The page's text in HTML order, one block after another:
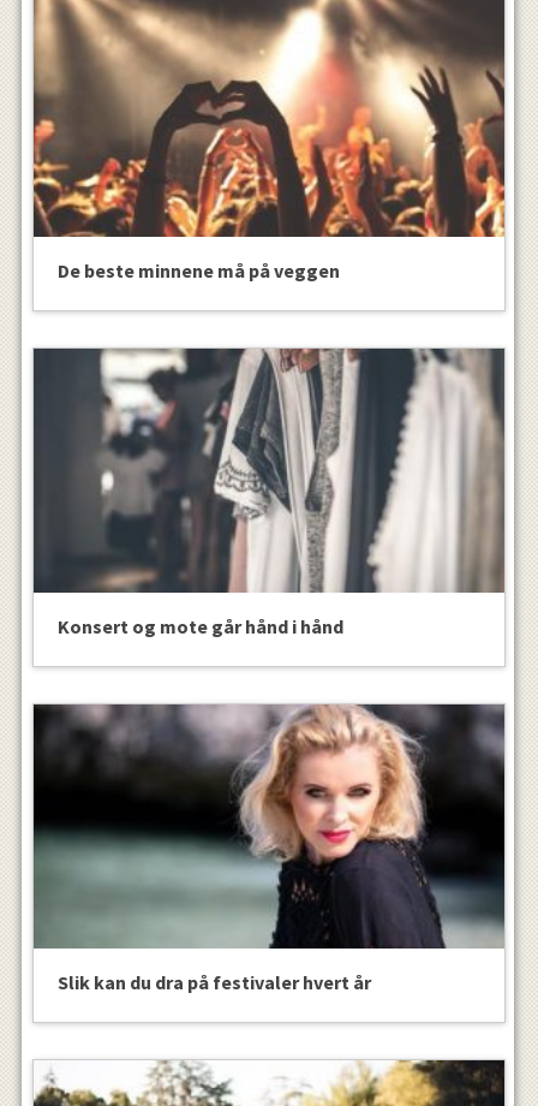
De beste minnene må på veggen
Konsert og mote går hånd i hånd
Slik kan du dra på festivaler hvert år